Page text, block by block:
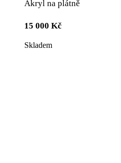
Akryl na plátně
15 000 Kč
Skladem